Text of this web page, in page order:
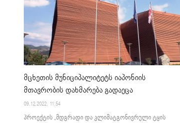
მცხეთის მუნიციპალიტეტს იაპონიის
მთავრობის დახმარება გადაეცა
09.12.2022. 11:54
პროექტის „მდგრადი და კლიმატგონივრული ტყის